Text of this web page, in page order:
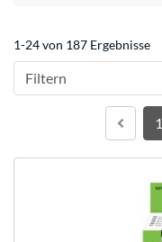
1-24 von 187 Ergebnisse
Filtern
1